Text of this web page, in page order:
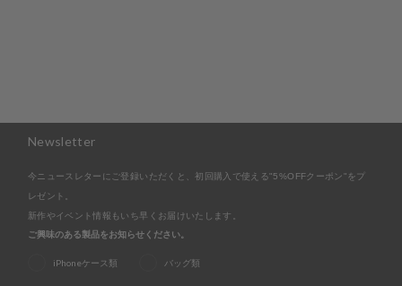
Newsletter
今ニュースレターにご登録いただくと、初回購入で使える"5%OFFクーポン"をプ
レゼント。
新作やイベント情報もいち早くお届けいたします。
ご興味のある製品をお知らせください。
iPhoneケース類 バッグ類